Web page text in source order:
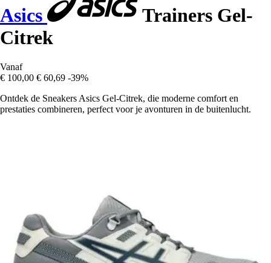
Asics
Trainers Gel-
Citrek
Vanaf
€ 100,00 € 60,69 -39%
Ontdek de Sneakers Asics Gel-Citrek, die moderne comfort en
prestaties combineren, perfect voor je avonturen in de buitenlucht.